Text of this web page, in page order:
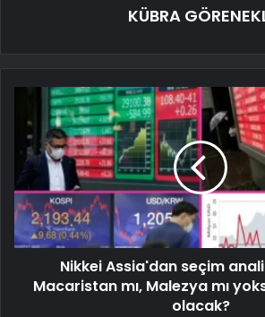
KÜBRA
Nikkei Assia'dan seçim
Macaristan mı, Malezya mı
olacak?